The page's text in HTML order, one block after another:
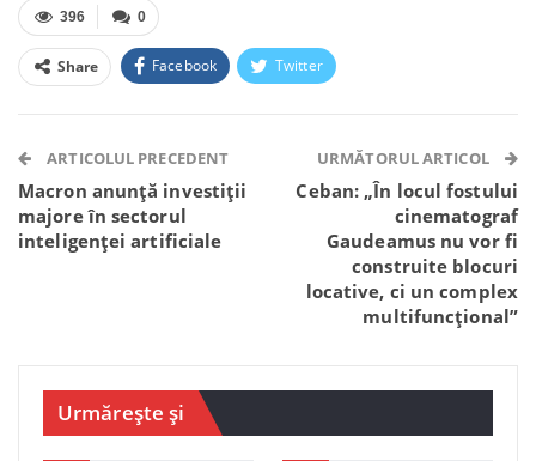
0
396
Share Facebook Twitter
Telegram WhatsApp Viber
ARTICOLUL PRECEDENT
Macron anunță investiții
majore în sectorul
inteligenței artificiale
URMĂTORUL ARTICOL
Ceban: „În locul fostului
cinematograf
Gaudeamus nu vor fi
construite blocuri
locative, ci un complex
multifuncțional”
Urmărește și